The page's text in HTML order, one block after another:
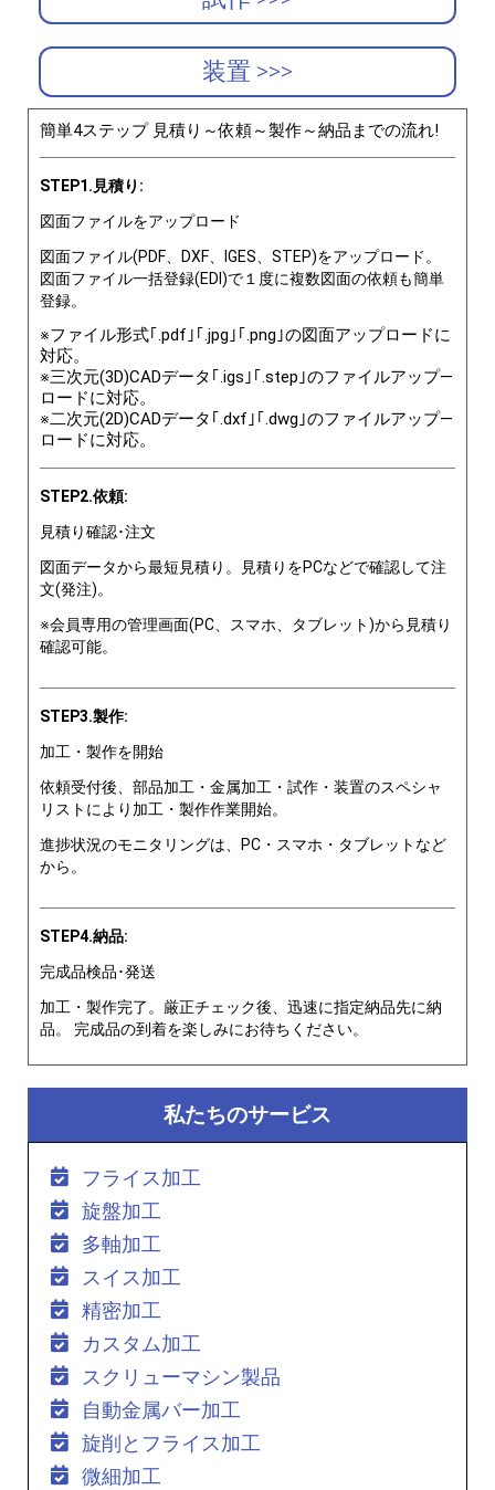
装置 >>>
簡単4ステップ 見積り～依頼～製作～納品までの流れ!
STEP1.見積り:
図面ファイルをアップロード
図面ファイル(PDF、DXF、IGES、STEP)をアップロード。
図面ファイル一括登録(EDI)で１度に複数図面の依頼も簡単
登録。
※ファイル形式｢.pdf｣｢.jpg｣｢.png｣の図面アップロードに
対応。
※三次元(3D)CADデータ｢.igs｣｢.step｣のファイルアップ―
ロードに対応。
※二次元(2D)CADデータ｢.dxf｣｢.dwg｣のファイルアップ―
ロードに対応。
STEP2.依頼:
見積り確認･注文
図面データから最短見積り。見積りをPCなどで確認して注
文(発注)。
※会員専用の管理画面(PC、スマホ、タブレット)から見積り
確認可能。
STEP3.製作:
加工・製作を開始
依頼受付後、部品加工・金属加工・試作・装置のスペシャ
リストにより加工・製作作業開始。
進捗状況のモニタリングは、PC・スマホ・タブレットなど
から。
STEP4.納品:
完成品検品･発送
加工・製作完了。厳正チェック後、迅速に指定納品先に納
品。 完成品の到着を楽しみにお待ちください。
私たちのサービス
フライス加工
旋盤加工
多軸加工
スイス加工
精密加工
カスタム加工
スクリューマシン製品
自動金属バー加工
旋削とフライス加工
微細加工